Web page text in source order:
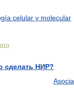
celular y molecular
сделать НИР?